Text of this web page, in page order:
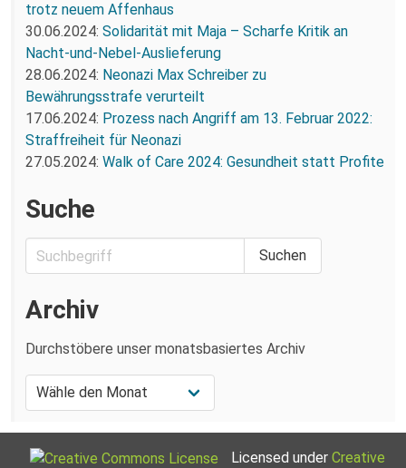
trotz neuem Affenhaus
30.06.2024: Solidarität mit Maja – Scharfe Kritik an
Nacht-und-Nebel-Auslieferung
28.06.2024: Neonazi Max Schreiber zu
Bewährungsstrafe verurteilt
17.06.2024: Prozess nach Angriff am 13. Februar 2022:
Straffreiheit für Neonazi
27.05.2024: Walk of Care 2024: Gesundheit statt Profite
Suche
Archiv
Durchstöbere unser monatsbasiertes Archiv
Licensed under Creative